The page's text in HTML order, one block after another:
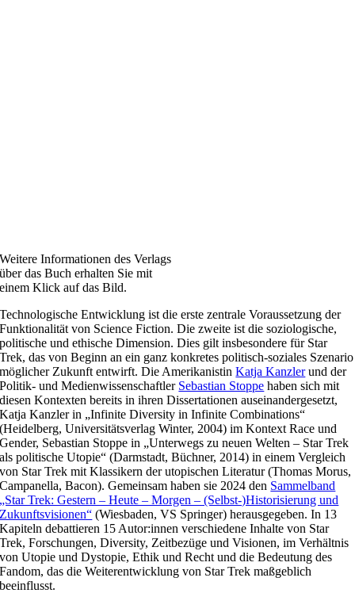
Weitere Informationen des Verlags
über das Buch erhalten Sie mit
einem Klick auf das Bild.
Technologische Entwicklung ist die erste zentrale Voraussetzung der
Funktionalität von Science Fiction. Die zweite ist die soziologische,
politische und ethische Dimension. Dies gilt insbesondere für Star
Trek, das von Beginn an ein ganz konkretes politisch-soziales Szenario
möglicher Zukunft entwirft. Die AmerikanistinKatja Kanzlerund der
Politik- und Medienwissenschaftler Sebastian Stoppe haben sich mit
diesen Kontexten bereits in ihren Dissertationen auseinandergesetzt,
Katja Kanzler in „Infinite Diversity in Infinite Combinations“
(Heidelberg, Universitätsverlag Winter, 2004) im Kontext Race und
Gender, Sebastian Stoppe in „Unterwegs zu neuen Welten – Star Trek
als politische Utopie“ (Darmstadt, Büchner, 2014) in einem Vergleich
von Star Trek mit Klassikern der utopischen Literatur (Thomas Morus,
Campanella, Bacon). Gemeinsam haben sie 2024 den Sammelband
„Star Trek: Gestern – Heute – Morgen – (Selbst-)Historisierung und
Zukunftsvisionen“ (Wiesbaden, VS Springer) herausgegeben. In 13
Kapiteln debattieren 15 Autor:innen verschiedene Inhalte von Star
Trek, Forschungen, Diversity, Zeitbezüge und Visionen, im Verhältnis
von Utopie und Dystopie, Ethik und Recht und die Bedeutung des
Fandom, das die Weiterentwicklung von Star Trek maßgeblich
beeinflusst.